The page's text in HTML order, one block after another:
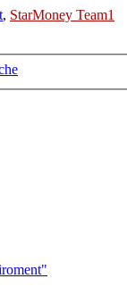
, StarMoney Team1